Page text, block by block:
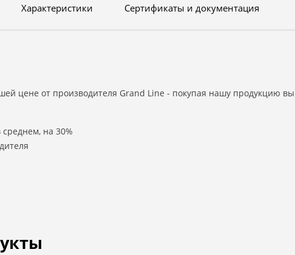
Характеристики Сертификаты и документация
цене от производителя Grand Line - покупая нашу продукцию вы
на 30%